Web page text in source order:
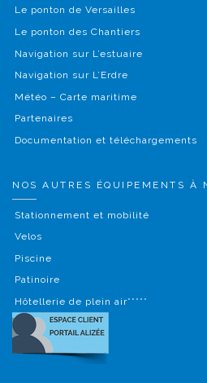
Le ponton de Versailles
Le ponton des Chantiers
Navigation sur L’estuaire
Navigation sur L’Erdre
Météo – Carte maritime
Partenaires
Documentation et téléchargements
NOS AUTRES ÉQUIPEMENTS À
Stationnement et mobilité
Velos
Piscine
Patinoire
Hôtellerie de plein air*****